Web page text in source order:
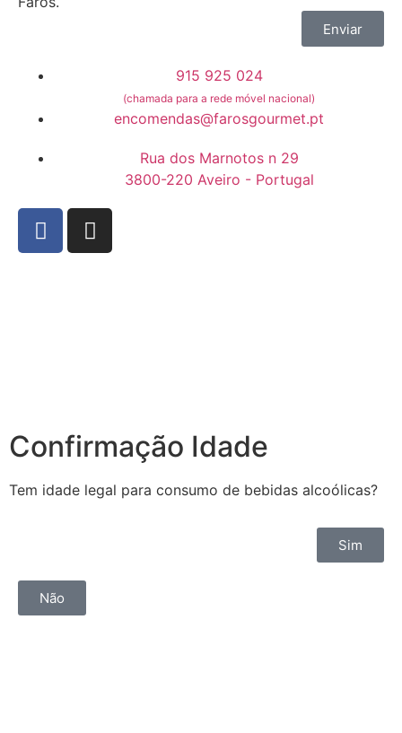
Enviar
915 925 024
(chamada para a rede móvel nacional)
encomendas@farosgourmet.pt
Rua dos Marnotos n 29
3800-220 Aveiro - Portugal
Confirmação Idade
Tem idade legal para consumo de bebidas alcoólicas?
Sim
Não